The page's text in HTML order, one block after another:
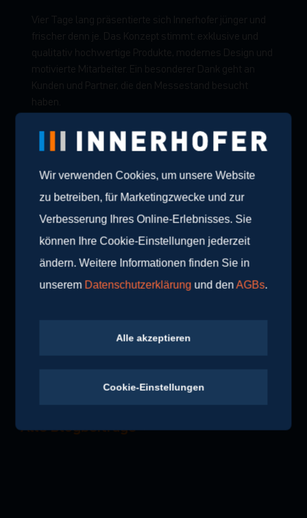
Vier Tage lang präsentierte sich Innerhofer jünger und
frischer denn je. Das Konzept stimmt: exklusive und
qualitativ hochwertige Produkte, modernes Design und
motivierte Mitarbeiter. Ein besonderer Dank geht an
Kunden und Partner, die den Messestand besucht
haben.
Sie haben keine Gelegenheit gehabt, sich die
Produkte direkt auf der Messe anzusehen? Sie
sind neugierig geworden? Dann besuchen Sie die
Bädern- und Fliesenausstellungen von
Innerhofer in den drei Provinzen Südtirol, Trient
und Belluno. Innerhofer freut sich auf Ihren
Besuch. Das #teaminnerhofer steht Ihnen
beratend zur Seite.
Alle Blogbeiträge
Wir verwenden Cookies, um unsere Website
zu betreiben, für Marketingzwecke und zur
Verbesserung Ihres Online-Erlebnisses. Sie
können Ihre Cookie-Einstellungen jederzeit
ändern. Weitere Informationen finden Sie in
unserem Datenschutzerklärung und denAGBs.
Alle akzeptieren
Cookie-Einstellungen